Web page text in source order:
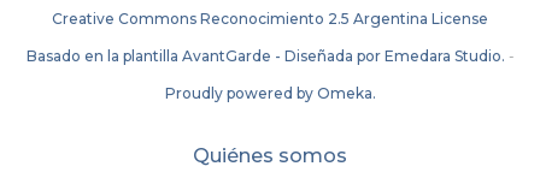
Creative Commons Reconocimiento 2.5 Argentina License
Basado en la plantilla AvantGarde - Diseñada por Emedara Studio. -
Proudly powered by Omeka.
Quiénes somos